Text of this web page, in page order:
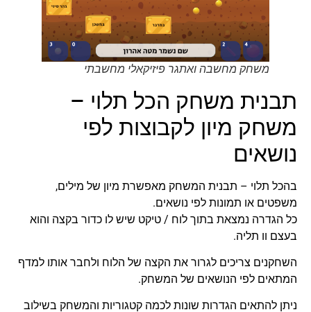
משחק מחשבה ואתגר פיזיקאלי מחשבתי
תבנית משחק הכל תלוי –
משחק מיון לקבוצות לפי
נושאים
בהכל תלוי – תבנית המשחק מאפשרת מיון של מילים,
משפטים או תמונות לפי נושאים.
כל הגדרה נמצאת בתוך לוח / טיקט שיש לו כדור בקצה והוא
בעצם וו תליה.
השחקנים צריכים לגרור את הקצה של הלוח ולחבר אותו למדף
המתאים לפי הנושאים של המשחק.
ניתן להתאים הגדרות שונות לכמה קטגוריות והמשחק בשילוב